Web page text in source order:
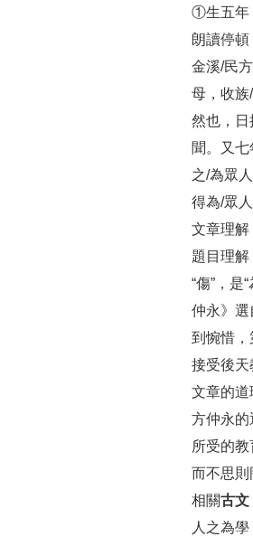
①生五年
朗讀停頓
金溪/民
母，收族
然也，日
聞。又
之/為眾
得為/眾
文章理解
題目理解
“傷”，
仲永》選
到惋惜，
接受後天
文章的道
方仲永的
所受的
而不思則
相關古文
人之為